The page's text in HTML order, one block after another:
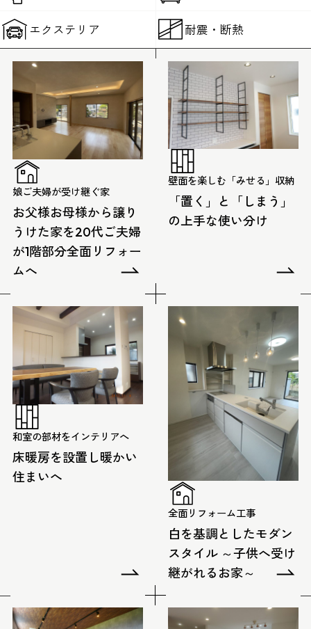
エクステリア 耐震・断熱
娘ご夫婦が受け継ぐ家
お父様お母様から譲り
うけた家を20代ご夫婦
が1階部分全面リフォー
ムへ
壁面を楽しむ「みせる」収納
「置く」と「しまう」
の上手な使い分け
和室の部材をインテリアへ
床暖房を設置し暖かい
住まいへ
全面リフォーム工事
白を基調としたモダン
スタイル ～子供へ受け
継がれるお家～